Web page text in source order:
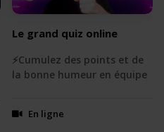
Le grand quiz online
⚡️Cumulez des points et de
la bonne humeur en équipe
En ligne